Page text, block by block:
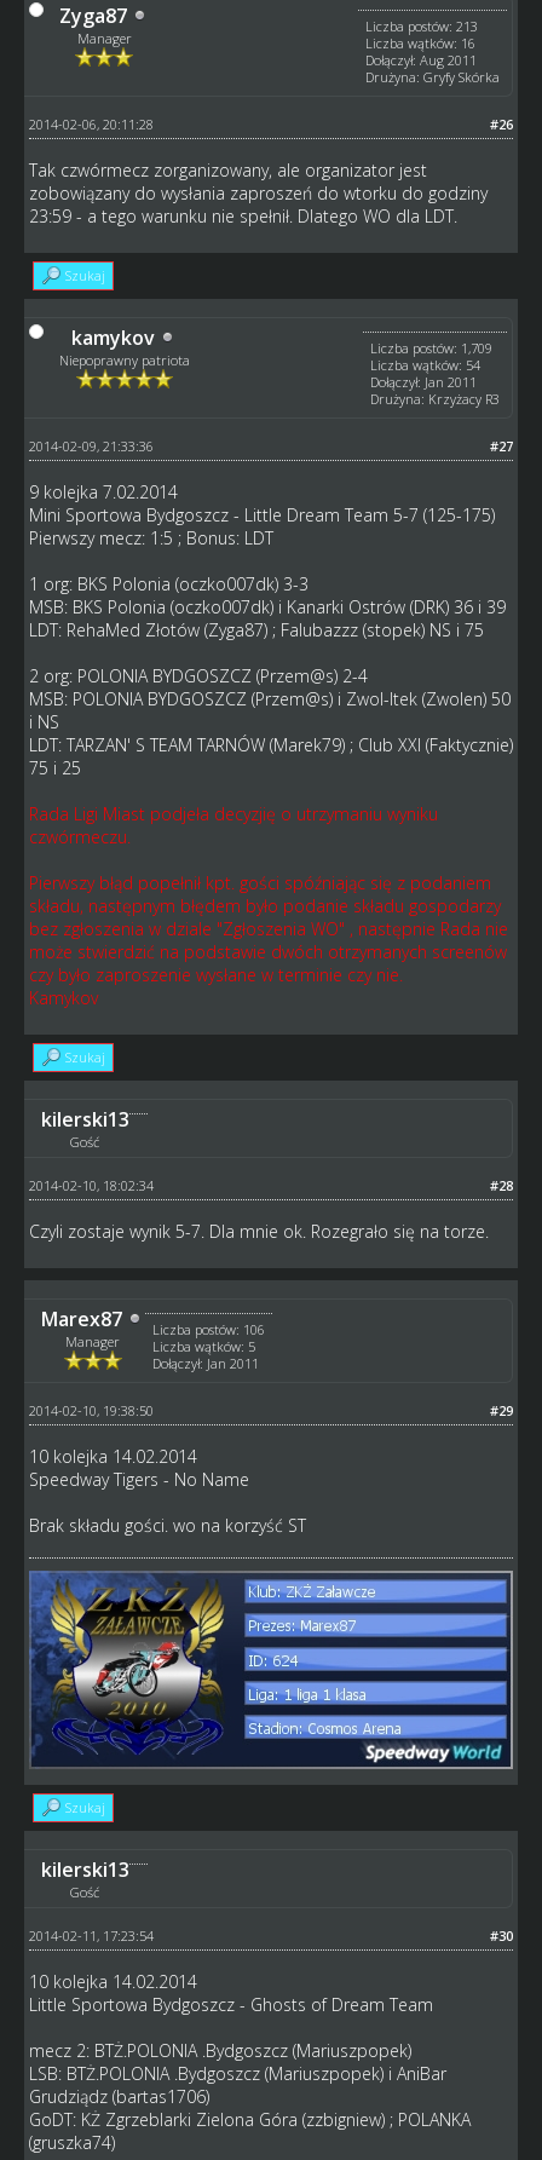
Zyga87
Manager
Liczba postów: 213
Liczba wątków: 16
Dołączył: Aug 2011
Drużyna: Gryfy Skórka
#26
2014-02-06, 20:11:28
Tak czwórmecz zorganizowany, ale organizator jest
zobowiązany do wysłania zaproszeń do wtorku do godziny
23:59 - a tego warunku nie spełnił. Dlatego WO dla LDT.
Szukaj
kamykov
Niepoprawny patriota
Liczba postów: 1,709
Liczba wątków: 54
Dołączył: Jan 2011
Drużyna: Krzyżacy R3
#27
2014-02-09, 21:33:36
9 kolejka 7.02.2014
Mini Sportowa Bydgoszcz - Little Dream Team 5-7 (125-175)
Pierwszy mecz: 1:5 ; Bonus: LDT
1 org: BKS Polonia (oczko007dk) 3-3
MSB: BKS Polonia (oczko007dk) i Kanarki Ostrów (DRK) 36 i 39
LDT: RehaMed Złotów (Zyga87) ; Falubazzz (stopek) NS i 75
2 org: POLONIA BYDGOSZCZ (Przem@s) 2-4
MSB: POLONIA BYDGOSZCZ (Przem@s) i Zwol-ltek (Zwolen) 50
i NS
LDT: TARZAN' S TEAM TARNÓW (Marek79) ; Club XXI (Faktycznie)
75 i 25
Rada Ligi Miast podjeła decyzjię o utrzymaniu wyniku
czwórmeczu.
Pierwszy błąd popełnił kpt. gości spóźniając się z podaniem
składu, następnym błędem było podanie składu gospodarzy
bez zgłoszenia w dziale "Zgłoszenia WO" , następnie Rada nie
może stwierdzić na podstawie dwóch otrzymanych screenów
czy było zaproszenie wysłane w terminie czy nie.
Kamykov
Szukaj
kilerski13
Gość
#28
2014-02-10, 18:02:34
Czyli zostaje wynik 5-7. Dla mnie ok. Rozegrało się na torze.
Marex87
Manager
Liczba postów: 106
Liczba wątków: 5
Dołączył: Jan 2011
#29
2014-02-10, 19:38:50
10 kolejka 14.02.2014
Speedway Tigers - No Name
Brak składu gości. wo na korzyść ST
Szukaj
kilerski13
Gość
#30
2014-02-11, 17:23:54
10 kolejka 14.02.2014
Little Sportowa Bydgoszcz - Ghosts of Dream Team
mecz 2: BTŻ.POLONIA .Bydgoszcz (Mariuszpopek)
LSB: BTŻ.POLONIA .Bydgoszcz (Mariuszpopek) i AniBar
Grudziądz (bartas1706)
GoDT: KŻ Zgrzeblarki Zielona Góra (zzbigniew) ; POLANKA
(gruszka74)